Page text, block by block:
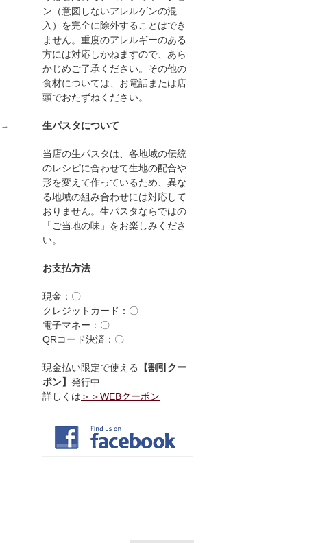
→
ン（意図しないアレルゲンの混
入）を完全に除外することはでき
ません。重度のアレルギーのある
方には対応しかねますので、あら
かじめご了承ください。その他の
食材については、お電話または店
頭でおたずねください。
生パスタについて
当店の生パスタは、各地域の伝統
のレシピに合わせて生地の配合や
形を変えて作っているため、異な
る地域の組み合わせには対応して
おりません。生パスタならではの
「ご当地の味」をお楽しみくださ
い。
お支払方法
現金：〇
クレジットカード：〇
電子マネー：〇
QRコード決済：〇
現金払い限定で使える
【割引クー
ポン】 発行中
詳しくは ＞＞WEBクーポン